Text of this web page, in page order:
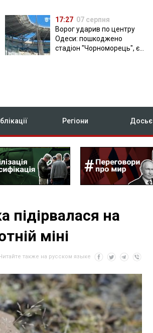
17:27 07 серпня
Ворог ударив по центру
Одеси: пошкоджено
стадіон "Чорноморець", є
Регіони Досьє
підірвалася на
міні
также на русском языке